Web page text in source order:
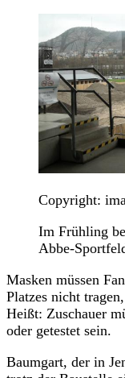
Copyright:
Im Frühling
Abbe-
Masken müssen
Platzes nicht
Heißt: Zuschauer
oder getestet sein.
Baumgart, der in